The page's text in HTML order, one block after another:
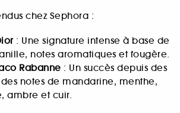
chez Sephora :
: Une signature intense à base de
notes aromatiques et fougère.
Rabanne : Un succès depuis des
notes de mandarine, menthe,
ambre et cuir.